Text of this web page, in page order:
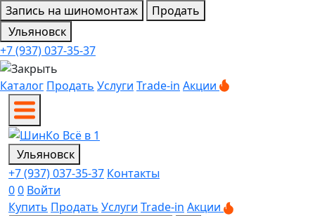
Запись на шиномонтаж
Продать
Ульяновск
+7 (937) 037-35-37
Каталог Продать Услуги Trade-in Акции
Ульяновск
+7 (937) 037-35-37 Контакты
00 Войти
Купить Продать Услуги Trade-in Акции